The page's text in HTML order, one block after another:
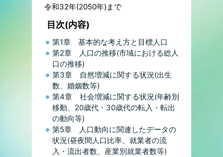
令和32年(2050年)まで
目次(内容)
第1章 基本的な考え方と目標人口
第2章 人口の推移(市域における総人
口の推移)
第3章 自然増減に関する状況(出生
数、婚姻数等)
第4章 社会増減に関する状況(年齢別
移動、20歳代・30歳代の転入・転出
の動向等)
第5章 人口動向に関連したデータの
状況(昼夜間人口比率、就業者の流
入・流出者数、産業別就業者数等)